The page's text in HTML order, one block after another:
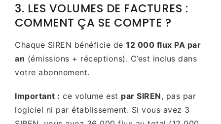
3. LES VOLUMES DE FACTURES :
COMMENT ÇA SE COMPTE ?
Chaque SIREN bénéficie de 12 000 flux PA par
an (émissions + réceptions). C’est inclus dans
votre abonnement.
Important : ce volume est par SIREN, pas par
logiciel ni par établissement. Si vous avez 3